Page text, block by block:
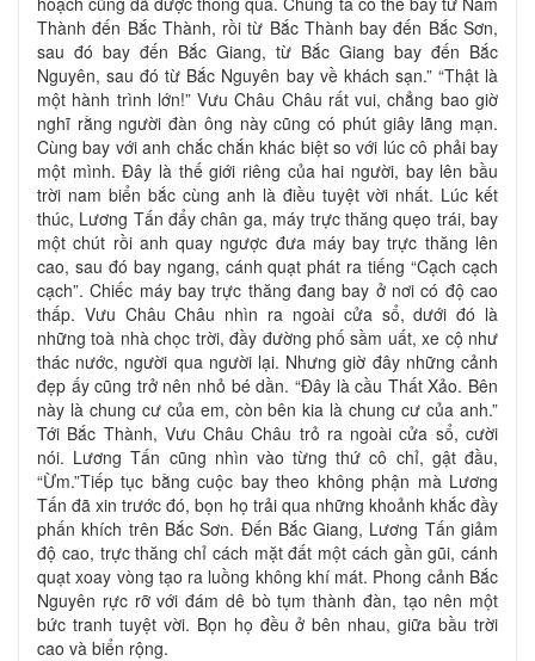
Thành đến Bắc Thành, rồi từ Bắc Thành bay đến Bắc Sơn,
sau đó bay đến Bắc Giang, từ Bắc Giang bay đến Bắc
Nguyên, sau đó từ Bắc Nguyên bay về khách sạn.” “Thật là
một hành trình lớn!” Vưu Châu Châu rất vui, chẳng bao giờ
nghĩ rằng người đàn ông này cũng có phút giây lãng mạn.
Cùng bay với anh chắc chắn khác biệt so với lúc cô phải bay
một mình. Đây là thế giới riêng của hai người, bay lên bầu
trời nam biển bắc cùng anh là điều tuyệt vời nhất. Lúc kết
thúc, Lương Tấn đẩy chân ga, máy trực thăng quẹo trái, bay
một chút rồi anh quay ngược đưa máy bay trực thăng lên
cao, sau đó bay ngang, cánh quạt phát ra tiếng “Cạch cạch
cạch”. Chiếc máy bay trực thăng đang bay ở nơi có độ cao
thấp. Vưu Châu Châu nhìn ra ngoài cửa sổ, dưới đó là
những toà nhà chọc trời, đầy đường phố sầm uất, xe cộ như
thác nước, người qua người lại. Nhưng giờ đây những cảnh
đẹp ấy cũng trở nên nhỏ bé dần. “Đây là cầu Thất Xảo. Bên
này là chung cư của em, còn bên kia là chung cư của anh.”
Tới Bắc Thành, Vưu Châu Châu trỏ ra ngoài cửa sổ, cười
nói. Lương Tấn cũng nhìn vào từng thứ cô chỉ, gật đầu,
“Ừm.”Tiếp tục bằng cuộc bay theo không phận mà Lương
Tấn đã xin trước đó, bọn họ trải qua những khoảnh khắc đầy
phấn khích trên Bắc Sơn. Đến Bắc Giang, Lương Tấn giảm
độ cao, trực thăng chỉ cách mặt đất một cách gần gũi, cánh
quạt xoay vòng tạo ra luồng không khí mát. Phong cảnh Bắc
Nguyên rực rỡ với đám dê bò tụm thành đàn, tạo nên một
bức tranh tuyệt vời. Bọn họ đều ở bên nhau, giữa bầu trời
cao và biển rộng.